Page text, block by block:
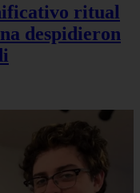
ritual
despidieron